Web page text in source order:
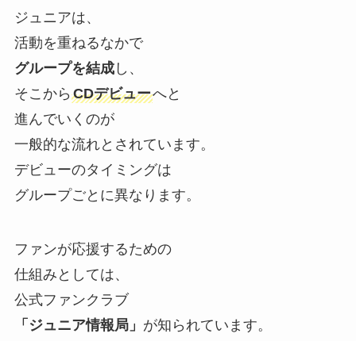
ジュニアは、
活動を重ねるなかで
グループを結成し、
そこから CDデビューへと
進んでいくのが
一般的な流れとされています。
デビューのタイミングは
グループごとに異なります。
ファンが応援するための
仕組みとしては、
公式ファンクラブ
「ジュニア情報局」 が知られています。